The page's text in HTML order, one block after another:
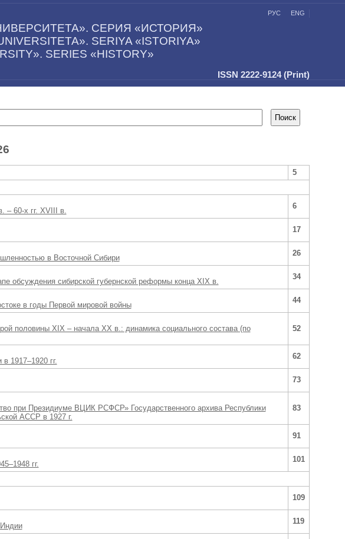
РУС ENG
СЕРИЯ «ИСТОРИЯ»
SERIYA «ISTORIYA»
SERIES «HISTORY»
ISSN 2222-9124 (Print)
5
– 60-х гг. XVIII в.
6
17
в Восточной Сибири
26
обсуждения сибирской губернской реформы конца XIX в.
34
в годы Первой мировой войны
44
половины XIX – начала ХХ в.: динамика социального состава (по
52
1917–1920 гг.
62
73
при Президиуме ВЦИК РСФСР» Государственного архива Республики
АССР в 1927 г.
83
91
гг.
101
109
119